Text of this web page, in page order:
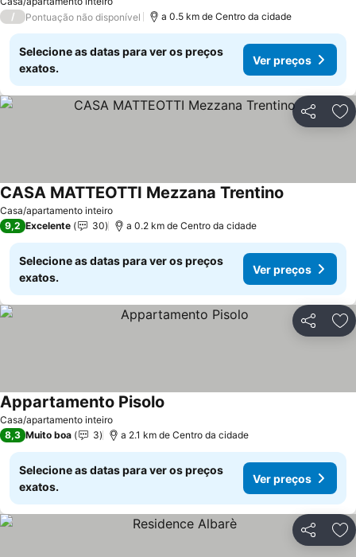
/ Pontuação não disponível a 0.5 km de Centro da cidade
Selecione as datas para ver os preços
exatos.
Ver preços
Partilhar
Casa/apartamento inteiro
CASA MATTEOTTI Mezzana Trentino
9,2 Excelente 30 a 0.2 km de Centro da cidade
Selecione as datas para ver os preços
exatos.
Ver preços
Partilhar
Casa/apartamento inteiro
Appartamento Pisolo
8,3 Muito boa 3 a 2.1 km de Centro da cidade
Selecione as datas para ver os preços
exatos.
Ver preços
Partilhar